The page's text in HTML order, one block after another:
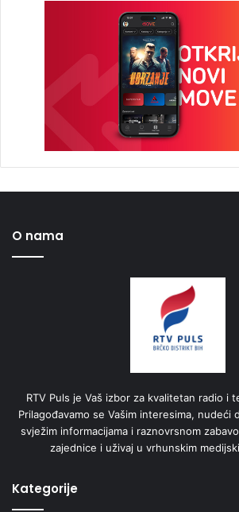
O nama
RTV Puls je Vaš izbor za kvalitetan radio i
Prilagođavamo se Vašim interesima, nudeći
svježim informacijama i raznovrsnom
zajednice i uživaj u vrhunskim
Kategorije